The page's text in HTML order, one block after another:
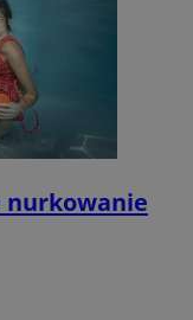
nurkowanie